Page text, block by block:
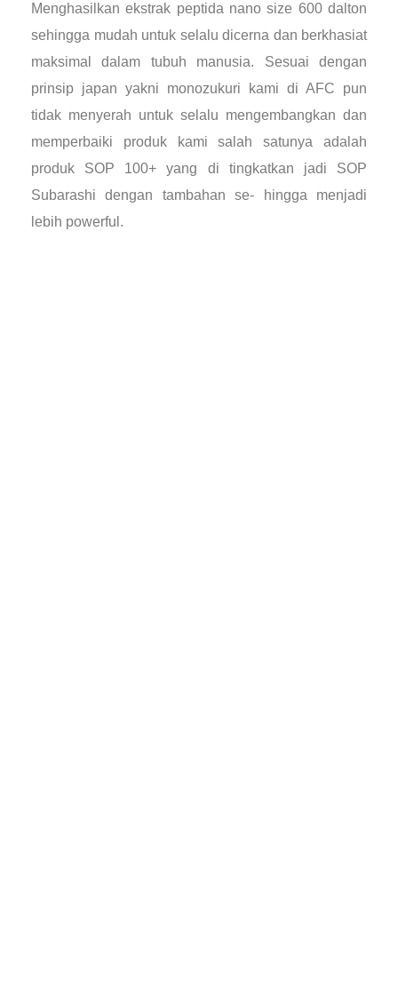
Menghasilkan ekstrak peptida nano size 600 dalton
sehingga mudah untuk selalu dicerna dan berkhasiat
maksimal dalam tubuh manusia. Sesuai dengan
prinsip japan yakni monozukuri kami di AFC pun
tidak menyerah untuk selalu mengembangkan dan
memperbaiki produk kami salah satunya adalah
produk SOP 100+ yang di tingkatkan jadi SOP
Subarashi dengan tambahan se- hingga menjadi
lebih powerful.